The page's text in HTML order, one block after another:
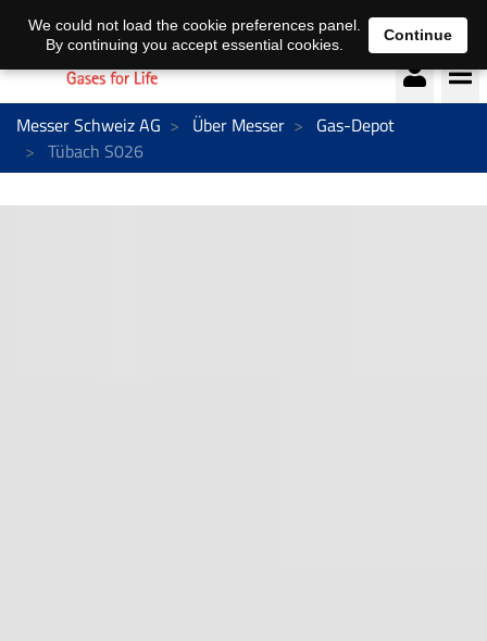
Deutsch français
Messer Schweiz AG Über Messer
Gas-Depot
Tübach S026
We could not load the cookie preferences panel.
By continuing you accept essential cookies.
Continue